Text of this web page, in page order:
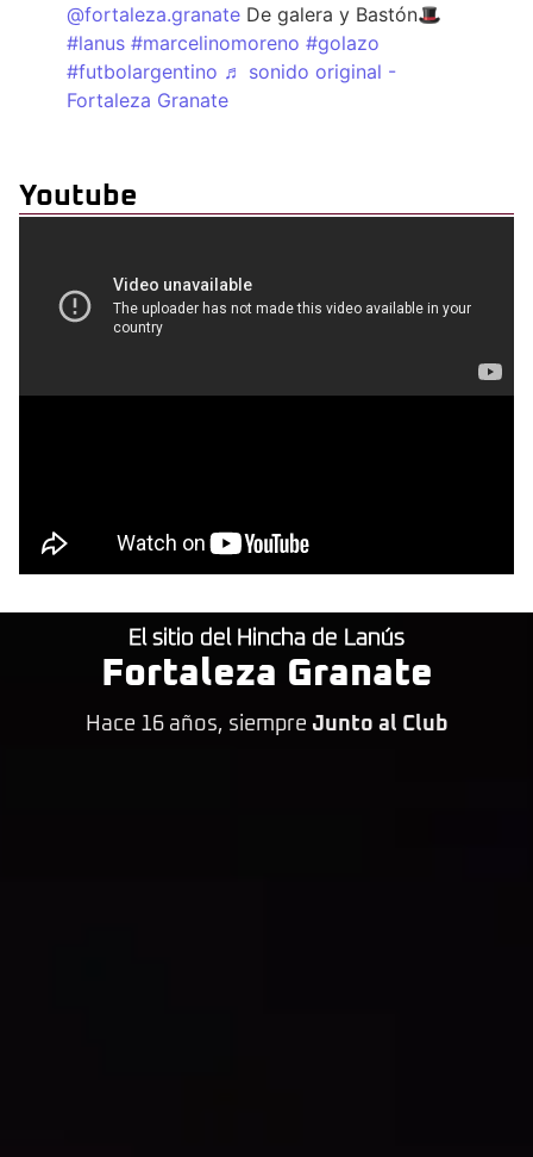
@fortaleza.granate De galera y Bastón🎩
#lanus #marcelinomoreno #golazo
#futbolargentino ♬ sonido original -
Fortaleza Granate
Youtube
El sitio del Hincha de Lanús
Fortaleza Granate
Hace 16 años, siempre Junto al Club